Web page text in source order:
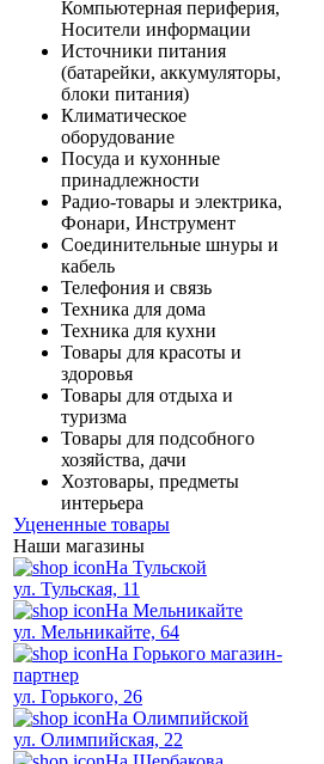
Компьютерная периферия,
Носители информации
Источники питания
(батарейки, аккумуляторы,
блоки питания)
Климатическое
оборудование
Посуда и кухонные
принадлежности
Радио-товары и электрика,
Фонари, Инструмент
Соединительные шнуры и
кабель
Телефония и связь
Техника для дома
Техника для кухни
Товары для красоты и
здоровья
Товары для отдыха и
туризма
Товары для подсобного
хозяйства, дачи
Хозтовары, предметы
интерьера
Уцененные товары
Наши магазины
На Тульской
ул. Тульская, 11
На Мельникайте
ул. Мельникайте, 64
На Горького магазин-
партнер
ул. Горького, 26
На Олимпийской
ул. Олимпийская, 22